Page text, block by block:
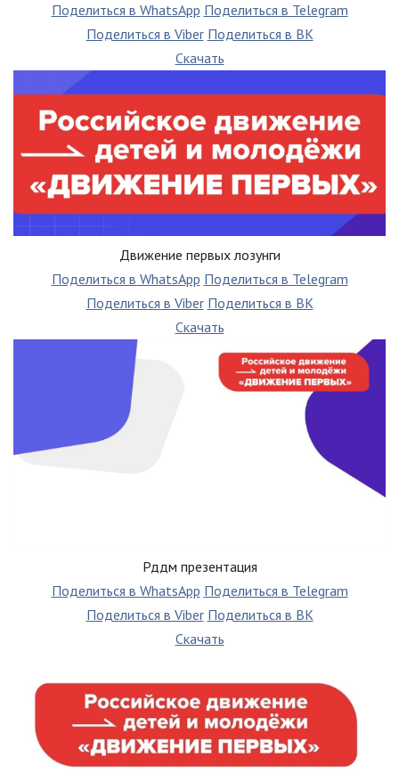
Поделиться в WhatsApp Поделиться в Telegram
Поделиться в Viber Поделиться в ВК
Скачать
Движение первых лозунги
Поделиться в WhatsApp Поделиться в Telegram
Поделиться в Viber Поделиться в ВК
Скачать
Рддм презентация
Поделиться в WhatsApp Поделиться в Telegram
Поделиться в Viber Поделиться в ВК
Скачать